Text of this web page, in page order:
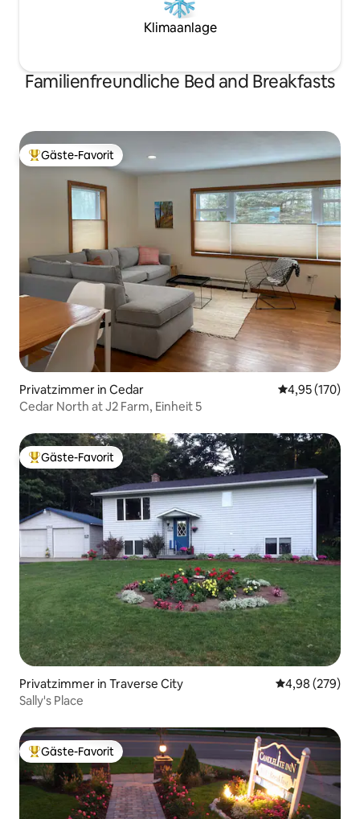
Klimaanlage
Familienfreundliche Bed and Breakfasts
Beliebter Gäste-Favorit.
Gäste-Favorit
Privatzimmer in Cedar
4,95 (170)
Cedar North at J2 Farm, Einheit 5
Beliebter Gäste-Favorit.
Gäste-Favorit
Privatzimmer in Traverse City
4,98 (279)
Sally's Place
Beliebter Gäste-Favorit.
Gäste-Favorit